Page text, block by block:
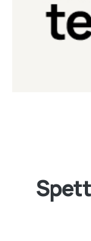
Laboratorio